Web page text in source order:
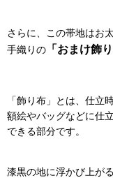
さらに、この帯地はお
手織りの 「おまけ飾り
「飾り布」とは、仕立
額絵やバッグなどに仕
できる部分です。
漆黒の地に浮かび上が